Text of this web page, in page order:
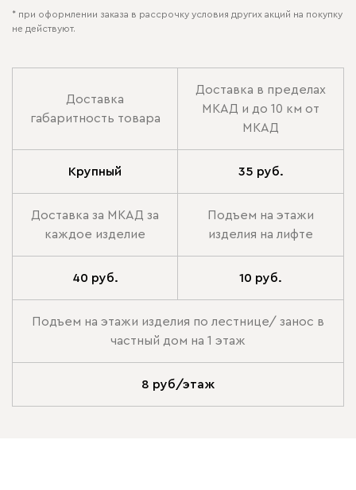
* при оформлении заказа в рассрочку условия других акций на покупку
не действуют.
Доставка
габаритность товара
Доставка в пределах
МКАД и до 10 км от
МКАД
Крупный 35 руб.
Доставка за МКАД за
каждое изделие
Подъем на этажи
изделия на лифте
40 руб. 10 руб.
Подъем на этажи изделия по лестнице/ занос в
частный дом на 1 этаж
8 руб/этаж